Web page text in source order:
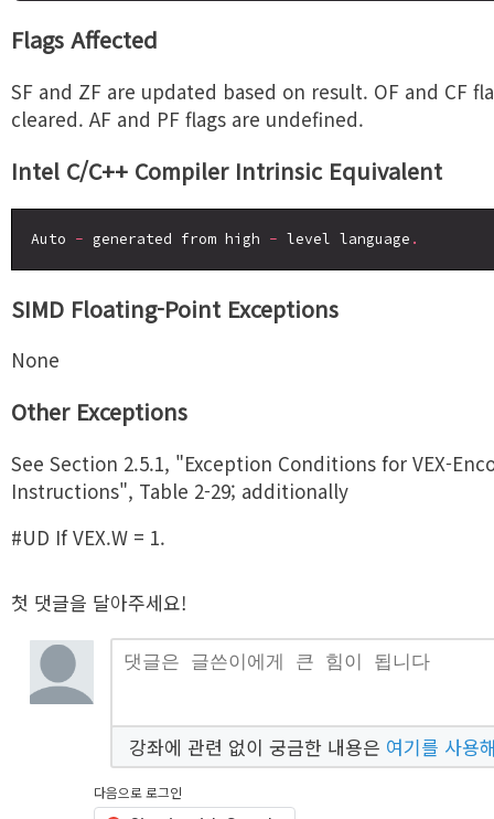
Flags Affected
SF and ZF are updated based on result. OF and CF
cleared. AF and PF flags are undefined.
Intel C/C++ Compiler Intrinsic Equivalent
Auto - generated from high - level language .
SIMD Floating-Point Exceptions
None
Other Exceptions
See Section 2.5.1, "Exception Conditions for VEX-
Instructions", Table 2-29; additionally
#UD If VEX.W = 1.
첫 댓글을 달아주세요!
강좌에 관련 없이 궁금한 내용은 여기를 사용
다음으로 로그인